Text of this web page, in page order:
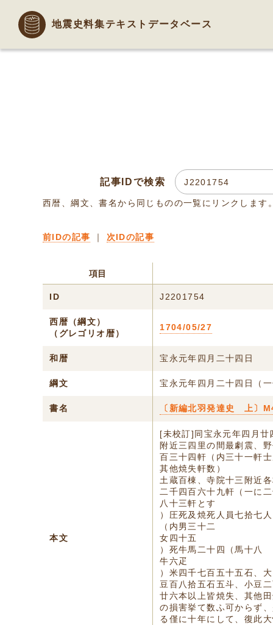
地震史料集テキストデータベース
記事IDで検索
西暦、綱文、書名から同じものの一覧にリンクします
前IDの記事 ｜ 次IDの記事
項目
ID J2201754
西暦（綱文）
（グレゴリオ暦）
1704/05/27
和暦 宝永元年四月二十四日
綱文 宝永元年四月二十四日（
書名 〔新編北羽発達史 上〕
本文
[未校訂]同宝永元年四月
附近三四里の間最劇震、
百三十四軒（内三十一軒
其他焼失軒数）
土蔵百棟、寺院十三附近
二千四百六十九軒（一に
八十三軒とす
）圧死及焼死人員七拾七人
（内男三十二
女四十五
）死牛馬二十四（馬十八
牛六疋
）米四千七百五十五石、大
豆百八拾五石五斗、小豆
廿六本以上皆焼失、其他
の損害挙て数ふ可からず
る僅に十年にして、復此